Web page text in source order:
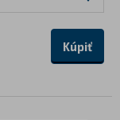
Kúpiť